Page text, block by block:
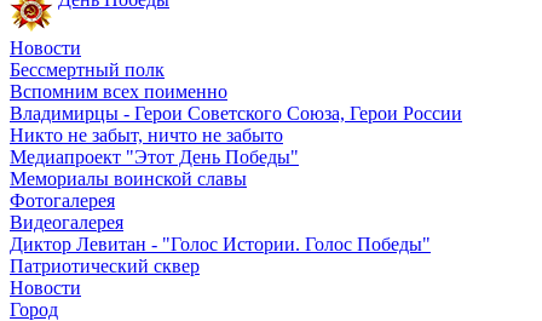
Новости
Бессмертный полк
Вспомним всех поименно
Владимирцы - Герои Советского Союза, Герои России
Никто не забыт, ничто не забыто
Медиапроект "Этот День Победы"
Мемориалы воинской славы
Фотогалерея
Видеогалерея
Диктор Левитан - "Голос Истории. Голос Победы"
Патриотический сквер
Новости
Город